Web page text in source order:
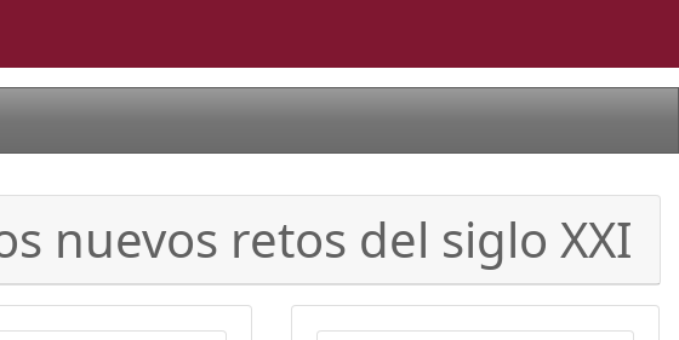
nuevos retos del siglo XXI